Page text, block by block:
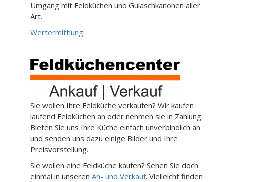
Umgang mit Feldküchen und Gulaschkanonen aller
Art.
Wertermittlung
Sie wollen Ihre Feldküche verkaufen? Wir kaufen
laufend Feldküchen an oder nehmen sie in Zahlung.
Bieten Sie uns Ihre Küche einfach unverbindlich an
und senden uns dazu einige Bilder und Ihre
Preisvorstellung.
Sie wollen eine Feldküche kaufen? Sehen Sie doch
einmal in unseren An- und Verkauf. Vielleicht finden